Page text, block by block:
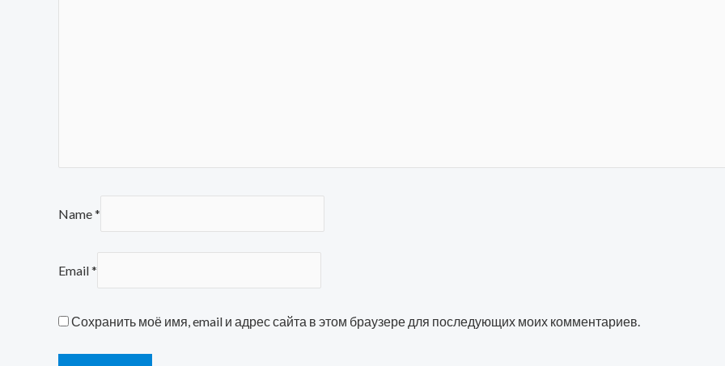
Name*
Email*
Сохранить моё имя, email и адрес сайта в этом браузере для последующих моих комментариев.